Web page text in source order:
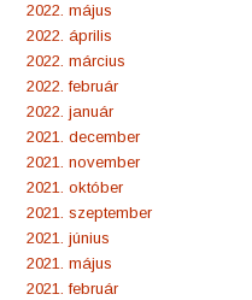
2022. május
2022. április
2022. március
2022. február
2022. január
2021. december
2021. november
2021. október
2021. szeptember
2021. június
2021. május
2021. február